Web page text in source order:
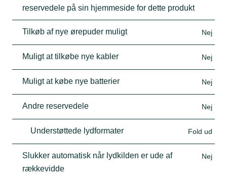
reservedele på sin hjemmeside for dette produkt
Tilkøb af nye ørepuder muligt Nej
Muligt at tilkøbe nye kabler Nej
Muligt at købe nye batterier Nej
Andre reservedele Nej
Understøttede lydformater Fold ud
Slukker automatisk når lydkilden er ude af
rækkevidde
Nej